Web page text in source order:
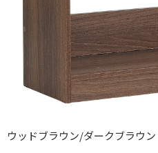
ウッドブラウン/ダークブラウン